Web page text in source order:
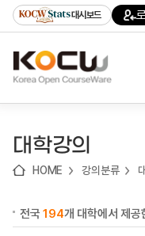
기
기
기
content)
가
대시보드
대학강의
HOME 강의분류
전국194개 대학에서 제공